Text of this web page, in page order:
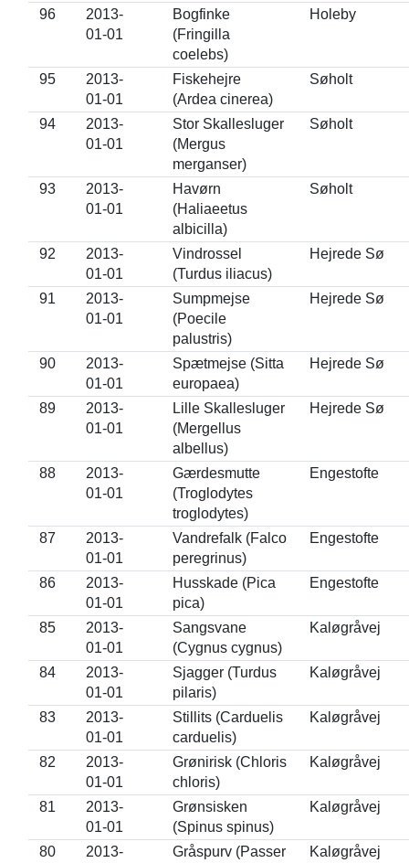
96
2013-
01-01
Bogfinke
(Fringilla
coelebs)
Holeby
95
2013-
01-01
Fiskehejre
(Ardea cinerea)
Søholt
94
2013-
01-01
Stor Skallesluger
(Mergus
merganser)
Søholt
93
2013-
01-01
Havørn
(Haliaeetus
albicilla)
Søholt
92
2013-
01-01
Vindrossel
(Turdus iliacus)
Hejrede Sø
91
2013-
01-01
Sumpmejse
(Poecile
palustris)
Hejrede Sø
90
2013-
01-01
Spætmejse (Sitta
europaea)
Hejrede Sø
89
2013-
01-01
Lille Skallesluger
(Mergellus
albellus)
Hejrede Sø
88
2013-
01-01
Gærdesmutte
(Troglodytes
troglodytes)
Engestofte
87
2013-
01-01
Vandrefalk (Falco
peregrinus)
Engestofte
86
2013-
01-01
Husskade (Pica
pica)
Engestofte
85
2013-
01-01
Sangsvane
(Cygnus cygnus)
Kaløgråvej
84
2013-
01-01
Sjagger (Turdus
pilaris)
Kaløgråvej
83
2013-
01-01
Stillits (Carduelis
carduelis)
Kaløgråvej
82
2013-
01-01
Grønirisk (Chloris
chloris)
Kaløgråvej
81
2013-
01-01
Grønsisken
(Spinus spinus)
Kaløgråvej
80
2013-
Gråspurv (Passer
Kaløgråvej